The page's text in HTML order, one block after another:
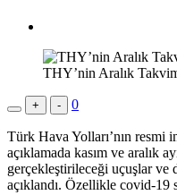
THY’nin Aralık
+ - 0
Türk Hava Yolları’nın resmi
açıklamada kasım ve aralık
gerçekleştirileceği uçuşlar
açıklandı. Özellikle covid-19